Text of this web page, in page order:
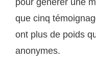
que cinq
ont plus de poids
anonymes.